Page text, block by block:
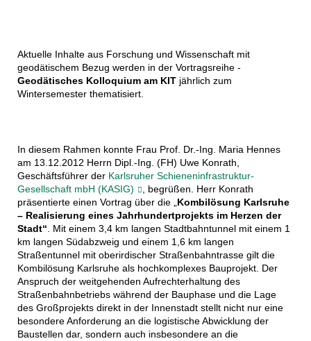
Aktuelle Inhalte aus Forschung und Wissenschaft mit
geodätischem Bezug werden in der Vortragsreihe -
Geodätisches Kolloquium am KITjährlich zum
Wintersemester thematisiert.
In diesem Rahmen konnte Frau Prof. Dr.-Ing. Maria Hennes
am 13.12.2012 Herrn Dipl.-Ing. (FH) Uwe Konrath,
Geschäftsführer der Karlsruher Schieneninfrastruktur-
Gesellschaft mbH (KASIG)
, begrüßen. Herr Konrath
präsentierte einen Vortrag über die „Kombilösung Karlsruhe
– Realisierung eines Jahrhundertprojekts im Herzen der
Stadt“. Mit einem 3,4 km langen Stadtbahntunnel mit einem 1
km langen Südabzweig und einem 1,6 km langen
Straßentunnel mit oberirdischer Straßenbahntrasse gilt die
Kombilösung Karlsruhe als hochkomplexes Bauprojekt. Der
Anspruch der weitgehenden Aufrechterhaltung des
Straßenbahnbetriebs während der Bauphase und die Lage
des Großprojekts direkt in der Innenstadt stellt nicht nur eine
besondere Anforderung an die logistische Abwicklung der
Baustellen dar, sondern auch insbesondere an die